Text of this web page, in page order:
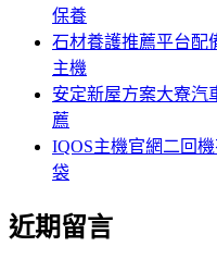
保養
石材養護推薦平台配
主機
安定新屋方案大寮汽
薦
IQOS主機官網二回
袋
近期留言